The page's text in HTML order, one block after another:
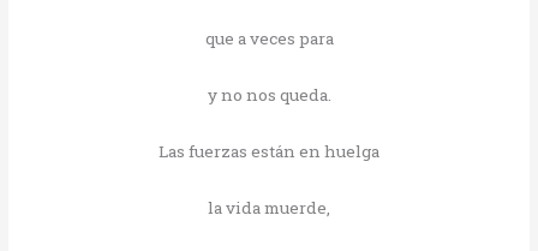
que a veces para
y no nos queda.
Las fuerzas están en huelga
la vida muerde,